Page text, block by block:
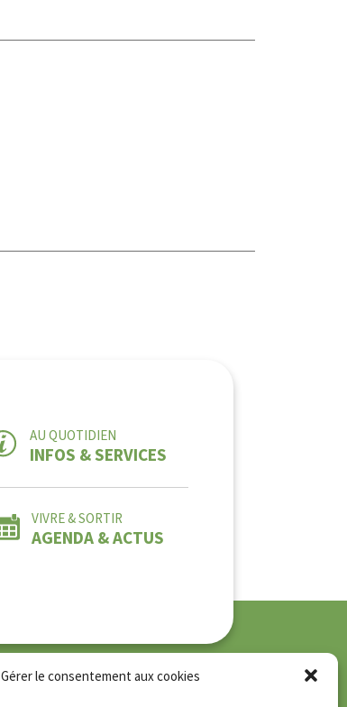
Gérer le consentement aux cookies
AU QUOTIDIEN
INFOS & SERVICES
VIVRE & SORTIR
AGENDA & ACTUS